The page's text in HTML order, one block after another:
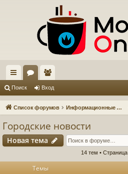
с
ы ум
ол
ьз
ел
и
Поиск Вход
Список форумов Информационные форумы
Городские новости
Новая тема
14 тем • Страница
Темы